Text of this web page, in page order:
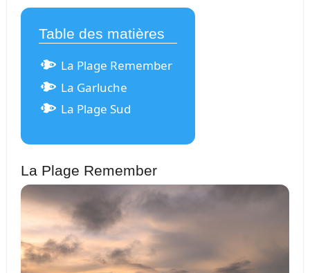
Table des matières
La Plage Remember
La Garluche
La Plage Sud
La Plage Remember